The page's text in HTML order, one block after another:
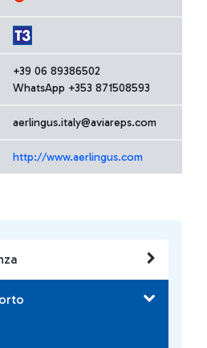
+39 06 89386502
WhatsApp +353 871508593
aerlingus.italy@aviareps.com
http://www.aerlingus.com